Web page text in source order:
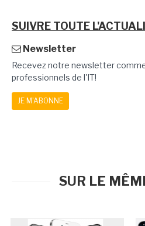
SUIVRE TOUTE
Newsletter
Recevez notre newsletter
professionnels de l'IT!
JE M'ABONNE
SUR LE